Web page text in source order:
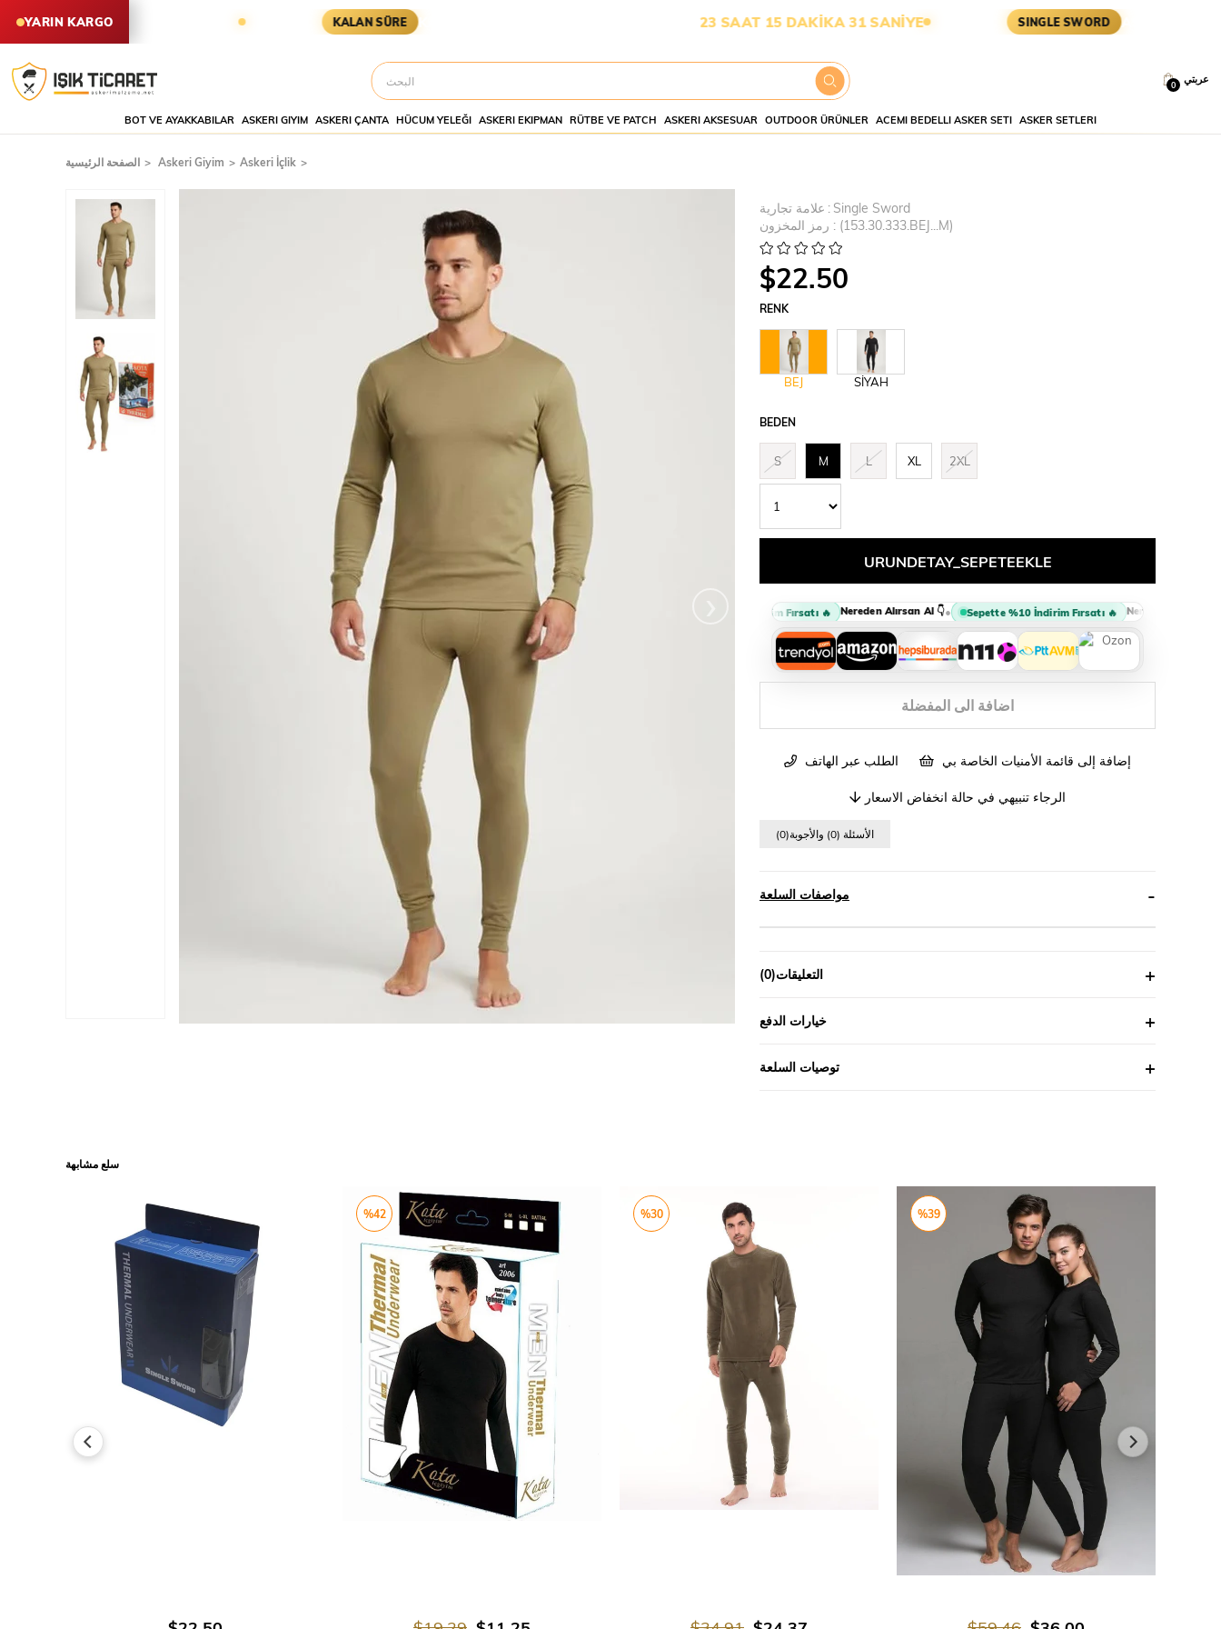
YARIN KARGO
YARIN KARGODA KALAN SÜRE KARGOYA YETİŞMESİ İÇİN KALAN SÜRE: 23 SAAT 15 DAKİKA 31 SANİYE SINGLE SWORD ASKERİ MALZEME •
عربتي 0
BOT VE AYAKKABILAR ASKERI GIYIM ASKERI ÇANTA HÜCUM YELEĞI ASKERI EKIPMAN RÜTBE VE PATCH ASKERI AKSESUAR OUTDOOR ÜRÜNLER ACEMI BEDELLI ASKER SETI ASKER SETLERI
الصفحة الرئيسية Askeri Giyim Askeri İçlik
علامة تجارية : Single Sword
رمز المخزون
(153.30.333.BEJ...M)
$22.50
RENK
BEJ SİYAH
BEDEN
S M L XL 2XL
Sepette %10 İndirim Fırsatı 🔥 Nereden Alırsan Al 👇• Sepette %10 İndirim Fırsatı 🔥 Nereden Alırsan Al 👇
اضافة الى المفضلة
الطلب عبر الهاتف إضافة إلى قائمة الأمنيات الخاصة بي
الرجاء تنبيهي في حالة انخفاض الاسعار
(0)الأسئلة (0) والأجوبة
مواصفات السلعة
التعليقات(0)
خيارات الدفع
توصيات السلعة
سلع مشابهة
%42 %30 %39